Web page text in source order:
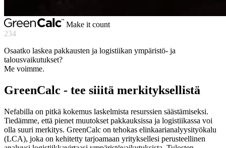
Make it count
234
Osaatko laskea pakkausten ja logistiikan ympäristö- ja
talousvaikutukset?
Me voimme.
GreenCalc - tee siiitä merkityksellistä
Nefabilla on pitkä kokemus laskelmista resurssien säästämiseksi.
Tiedämme, että pienet muutokset pakkauksissa ja logistiikassa voi
olla suuri merkitys. GreenCalc on tehokas elinkaarianalyysityökalu
(LCA), joka on kehitetty tarjoamaan yrityksellesi perusteellinen